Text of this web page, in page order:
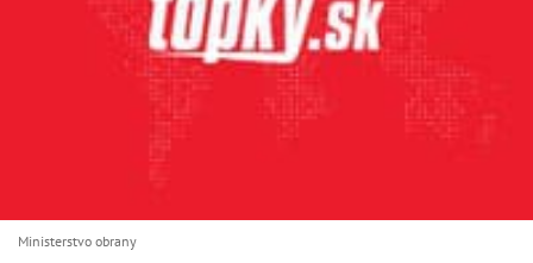
Ministerstvo obrany